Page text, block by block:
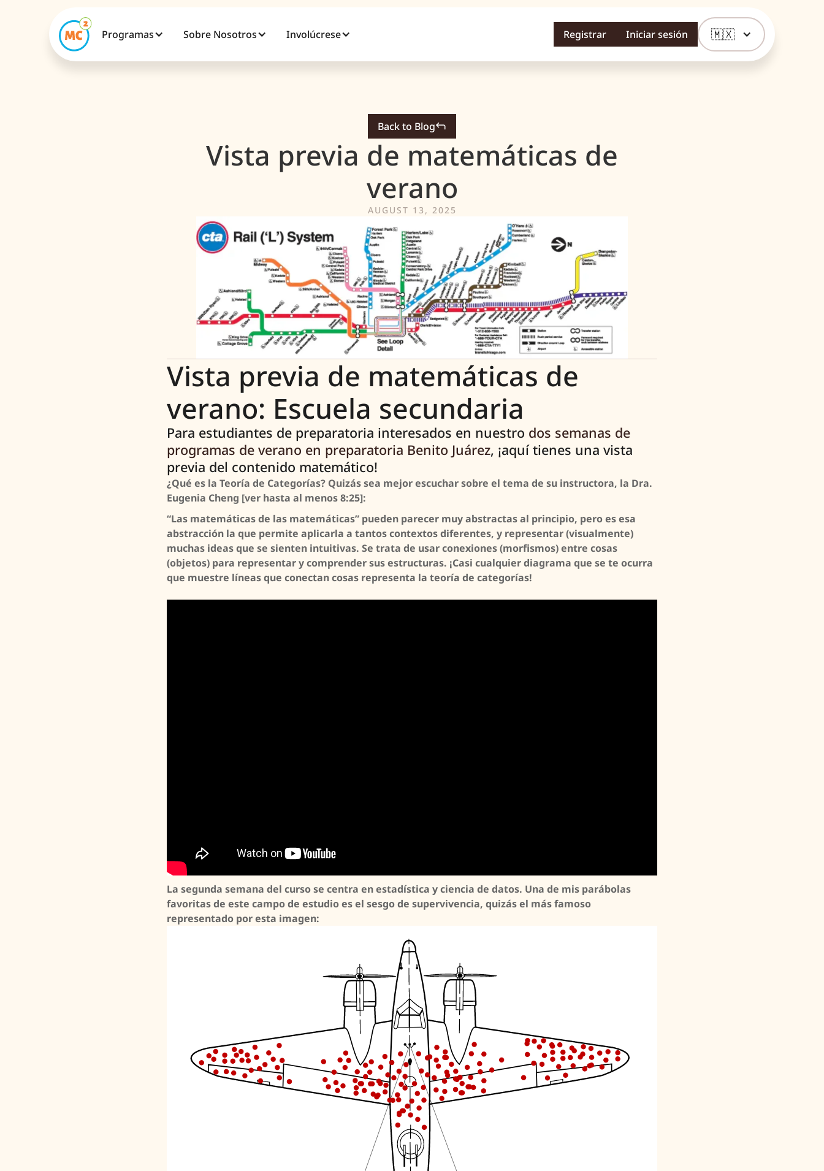
Programas Sobre Nosotros Involúcrese Registrar Iniciar sesión 🇲🇽
Back to Blog
Vista previa de matemáticas de
verano
AUGUST 13, 2025
Vista previa de matemáticas de
verano: Escuela secundaria
Para estudiantes de preparatoria interesados en nuestro dos semanas de
programas de verano en preparatoria Benito Juárez, ¡aquí tienes una vista
previa del contenido matemático!
¿Qué es la Teoría de Categorías? Quizás sea mejor escuchar sobre el tema de su instructora, la Dra.
Eugenia Cheng [ver hasta al menos 8:25]:
“Las matemáticas de las matemáticas” pueden parecer muy abstractas al principio, pero es esa
abstracción la que permite aplicarla a tantos contextos diferentes, y representar (visualmente)
muchas ideas que se sienten intuitivas. Se trata de usar conexiones (morfismos) entre cosas
(objetos) para representar y comprender sus estructuras. ¡Casi cualquier diagrama que se te ocurra
que muestre líneas que conectan cosas representa la teoría de categorías!
La segunda semana del curso se centra en estadística y ciencia de datos. Una de mis parábolas
favoritas de este campo de estudio es el sesgo de supervivencia, quizás el más famoso
representado por esta imagen: